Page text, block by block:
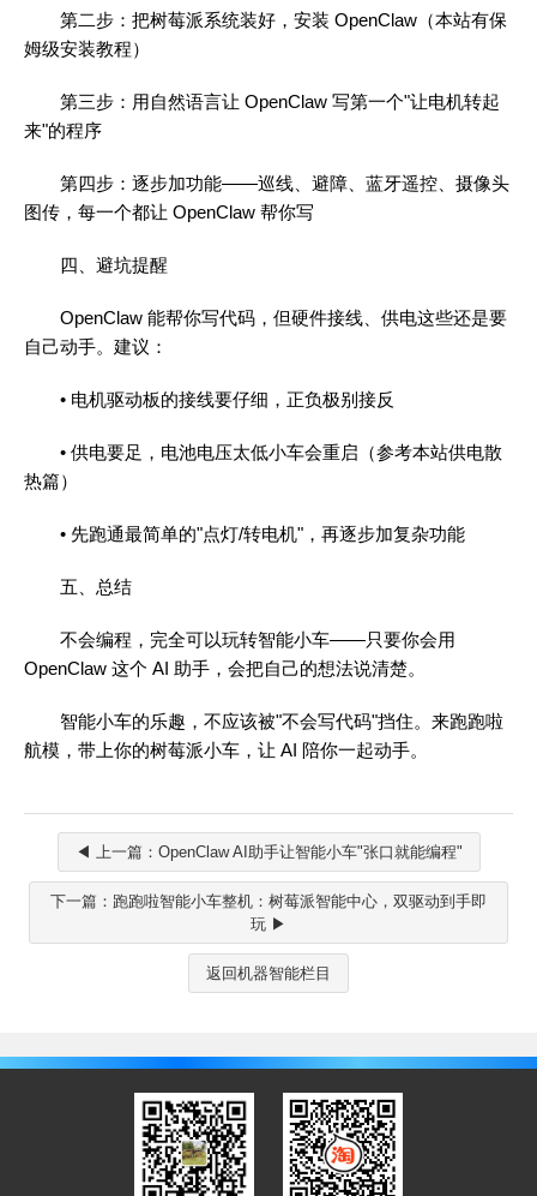
第二步：把树莓派系统装好，安装 OpenClaw（本站有保
姆级安装教程）
第三步：用自然语言让 OpenClaw 写第一个"让电机转起
来"的程序
第四步：逐步加功能——巡线、避障、蓝牙遥控、摄像头
图传，每一个都让 OpenClaw 帮你写
四、避坑提醒
OpenClaw 能帮你写代码，但硬件接线、供电这些还是要
自己动手。建议：
• 电机驱动板的接线要仔细，正负极别接反
• 供电要足，电池电压太低小车会重启（参考本站供电散
热篇）
• 先跑通最简单的"点灯/转电机"，再逐步加复杂功能
五、总结
不会编程，完全可以玩转智能小车——只要你会用
OpenClaw 这个 AI 助手，会把自己的想法说清楚。
智能小车的乐趣，不应该被"不会写代码"挡住。来跑跑啦
航模，带上你的树莓派小车，让 AI 陪你一起动手。
◀ 上一篇：OpenClaw AI助手让智能小车"张口就能编程"
下一篇：跑跑啦智能小车整机：树莓派智能中心，双驱动到手即
玩 ▶
返回机器智能栏目